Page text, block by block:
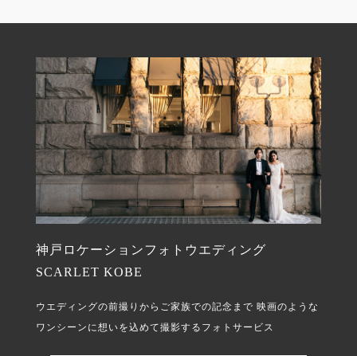
神戸ロケーションフォトウエディング
SCARLET KOBE
ウエディングの前撮りからご家族での記念まで 映画のような
ワンシーンに想いを込めて撮影するフォトサービス